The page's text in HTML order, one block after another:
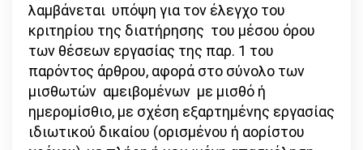
λαμβάνεται υπόψη για τον έλεγχο του
κριτηρίου της διατήρησης του μέσου όρου
των θέσεων εργασίας της παρ. 1 του
παρόντος άρθρου, αφορά στο σύνολο των
μισθωτών αμειβομένων με μισθό ή
ημερομίσθιο, με σχέση εξαρτημένης εργασίας
ιδιωτικού δικαίου (ορισμένου ή αορίστου